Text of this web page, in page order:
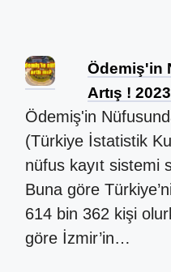
Ödemiş'in
Artış ! 2023
Ödemiş'in
(Türkiye İstatistik
nüfus kayıt sistemi
Buna göre
614 bin 362 kişi
göre İzmir’in…